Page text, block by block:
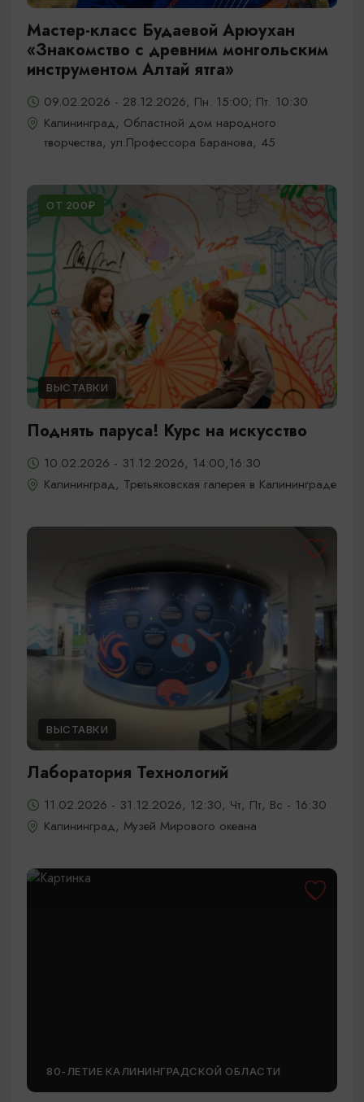
Мастер-класс Будаевой Арюухан
«Знакомство с древним монгольским
инструментом Алтай ятга»
09.02.2026 - 28.12.2026, Пн. 15:00; Пт. 10:30
Калининград, Областной дом народного
творчества, ул.Профессора Баранова, 45
ОТ 200₽
ВЫСТАВКИ
Поднять паруса! Курс на искусство
10.02.2026 - 31.12.2026, 14:00,16:30
Калининград, Третьяковская галерея в Калининграде
ВЫСТАВКИ
Лаборатория Технологий
11.02.2026 - 31.12.2026, 12:30, Чт, Пт, Вс - 16:30
Калининград, Музей Мирового океана
80-ЛЕТИЕ КАЛИНИНГРАДСКОЙ ОБЛАСТИ